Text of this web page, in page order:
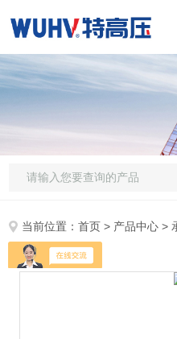
当前位置：首页 > 产品中心 >